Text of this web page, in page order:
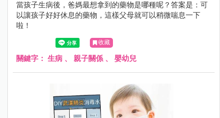
當孩子生病後，爸媽最想拿到的藥物是哪種呢？答案是：可
以讓孩子好好休息的藥物，這樣父母就可以稍微喘息一下
啦！
收藏
關鍵字： 生病 、 親子關係 、 嬰幼兒